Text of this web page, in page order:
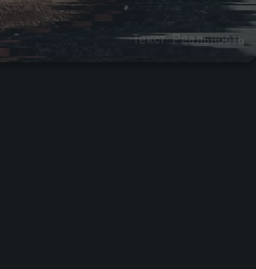
Текст. Реальность